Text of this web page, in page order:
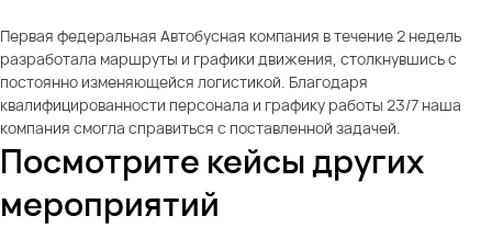
Первая федеральная Автобусная компания в течение 2 недель
разработала маршруты и графики движения, столкнувшись с
постоянно изменяющейся логистикой. Благодаря
квалифицированности персонала и графику работы 23/7 наша
компания смогла справиться с поставленной задачей.
Посмотрите кейсы других
мероприятий